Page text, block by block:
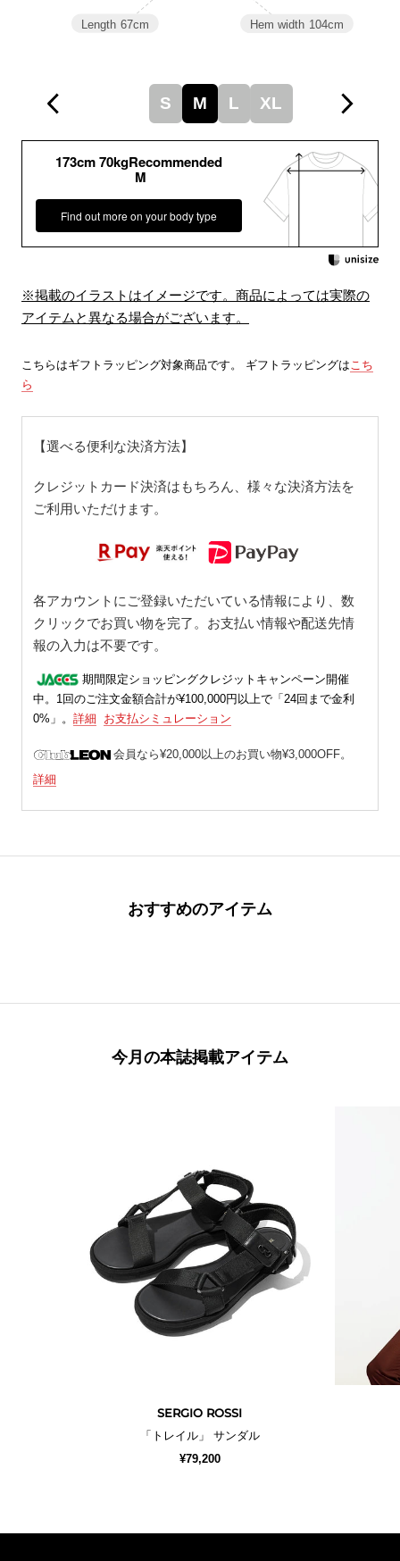
Hem width 104cm
Length 67cm
S M L XL
173cm 70kgRecommended
M
Find out more on your body type
※掲載のイラストはイメージです。商品によっては実際の
アイテムと異なる場合がございます。
こちらはギフトラッピング対象商品です。 ギフトラッピングは こち
ら
【選べる便利な決済方法】
クレジットカード決済はもちろん、様々な決済方法を
ご利用いただけます。
各アカウントにご登録いただいている情報により、数
クリックでお買い物を完了。お支払い情報や配送先情
報の入力は不要です。
期間限定ショッピングクレジットキャンペーン開催
中。1回のご注文金額合計が¥100,000円以上で「24回まで金利
0%」。 詳細 お支払シミュレーション
会員なら¥20,000以上のお買い物¥3,000OFF。
詳細
おすすめのアイテム
今月の本誌掲載アイテム
SERGIO ROSSI
「トレイル」 サンダル
¥79,200